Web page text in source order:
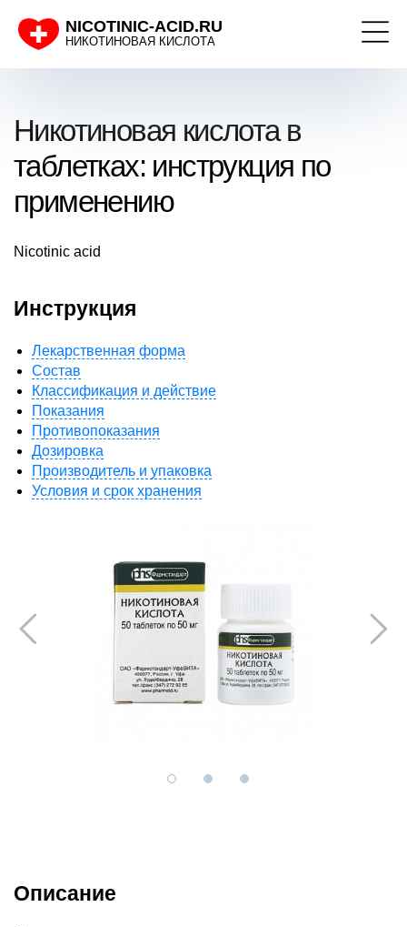
NICOTINIC-ACID.RU
НИКОТИНОВАЯ КИСЛОТА
Никотиновая кислота в
таблетках: инструкция по
применению
Nicotinic acid
Инструкция
Лекарственная форма
Состав
Классификация и действие
Показания
Противопоказания
Дозировка
Производитель и упаковка
Условия и срок хранения
Описание